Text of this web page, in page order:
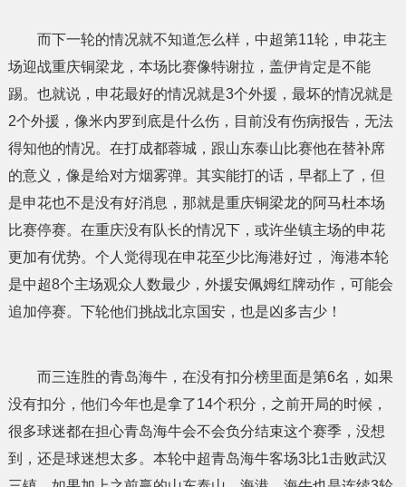
而下一轮的情况就不知道怎么样，中超第11轮，申花主
场迎战重庆铜梁龙，本场比赛像特谢拉，盖伊肯定是不能
踢。也就说，申花最好的情况就是3个外援，最坏的情况就是
2个外援，像米内罗到底是什么伤，目前没有伤病报告，无法
得知他的情况。在打成都蓉城，跟山东泰山比赛他在替补席
的意义，像是给对方烟雾弹。其实能打的话，早都上了，但
是申花也不是没有好消息，那就是重庆铜梁龙的阿马杜本场
比赛停赛。在重庆没有队长的情况下，或许坐镇主场的申花
更加有优势。个人觉得现在申花至少比海港好过， 海港本轮
是中超8个主场观众人数最少，外援安佩姆红牌动作，可能会
追加停赛。下轮他们挑战北京国安，也是凶多吉少！
而三连胜的青岛海牛，在没有扣分榜里面是第6名，如果
没有扣分，他们今年也是拿了14个积分，之前开局的时候，
很多球迷都在担心青岛海牛会不会负分结束这个赛季，没想
到，还是球迷想太多。本轮中超青岛海牛客场3比1击败武汉